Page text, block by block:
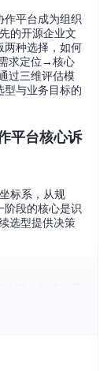
作平台成为组织
的开源企业文
两种选择，如何
求定位→核心
过三维评估模
型与业务目标的
平台核心诉
标系，从规
阶段的核心是识
选型提供决策